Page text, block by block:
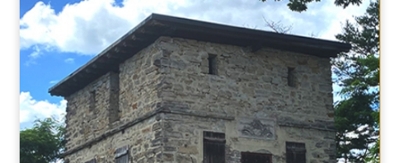
WELLNESS